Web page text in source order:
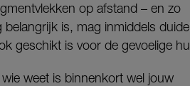
op afstand – en zo
is, mag inmiddels
geschikt is voor de gevoelige
weet is binnenkort wel jouw